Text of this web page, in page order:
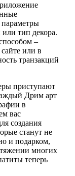
параметры
или тип декора.
–
или в
транзакций
приступают
Дрим арт
в
вас
создания
станут не
и подарком,
многих
теперь